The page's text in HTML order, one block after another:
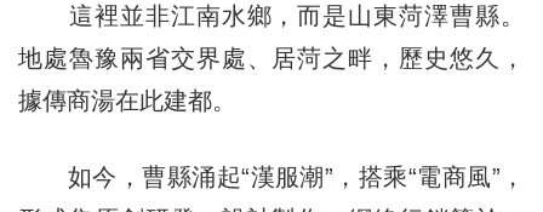
這裡並非江南水鄉，而是山東菏澤曹縣。
地處魯豫兩省交界處、居菏之畔，歷史悠久，
據傳商湯在此建都。
如今，曹縣涌起“漢服潮”，搭乘“電商風”，